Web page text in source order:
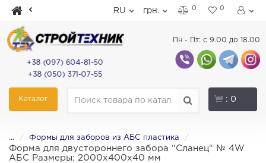
RU грн. 0 0
+38 (097) 604-81-50
+38 (050) 371-07-55
Пн - Пт: с 9.00 до 18.00
Каталог : 0
... Формы для заборов из АБС пластика
Форма для двустороннего забора “Сланец“ № 4W
АБС Размеры: 2000х400х40 мм